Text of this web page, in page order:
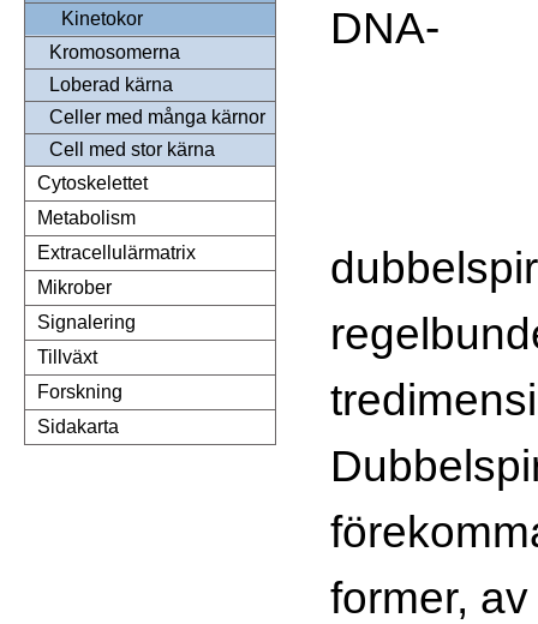
Kinetokor
Kromosomerna
Loberad kärna
Celler med många kärnor
Cell med stor kärna
Cytoskelettet
Metabolism
Extracellulärmatrix
Mikrober
Signalering
Tillväxt
Forskning
Sidakarta
DNA-
former,